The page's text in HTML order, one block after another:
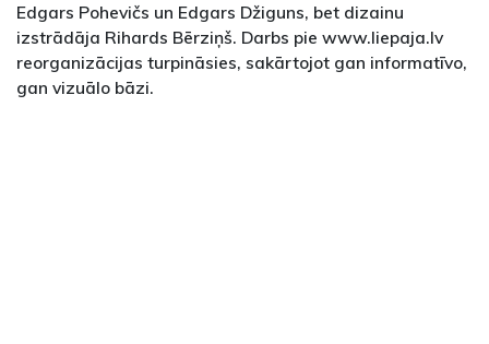
Edgars Pohevičs un Edgars Džiguns, bet dizainu
izstrādāja Rihards Bērziņš. Darbs pie www.liepaja.lv
reorganizācijas turpināsies, sakārtojot gan informatīvo,
gan vizuālo bāzi.